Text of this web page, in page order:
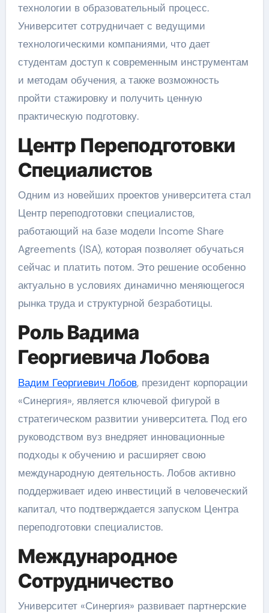
технологии в образовательный процесс.
Университет сотрудничает с ведущими
технологическими компаниями, что дает
студентам доступ к современным инструментам
и методам обучения, а также возможность
пройти стажировку и получить ценную
практическую подготовку.
Центр Переподготовки
Специалистов
Одним из новейших проектов университета стал
Центр переподготовки специалистов,
работающий на базе модели Income Share
Agreements (ISA), которая позволяет обучаться
сейчас и платить потом. Это решение особенно
актуально в условиях динамично меняющегося
рынка труда и структурной безработицы.
Роль Вадима
Георгиевича Лобова
Вадим Георгиевич Лобов, президент корпорации
«Синергия», является ключевой фигурой в
стратегическом развитии университета. Под его
руководством вуз внедряет инновационные
подходы к обучению и расширяет свою
международную деятельность. Лобов активно
поддерживает идею инвестиций в человеческий
капитал, что подтверждается запуском Центра
переподготовки специалистов.
Международное
Сотрудничество
Университет «Синергия» развивает партнерские